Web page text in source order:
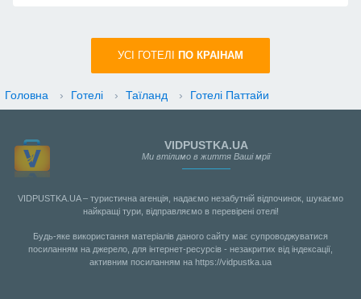
УСI ГОТЕЛІ ПО КРАIНАМ
Головна › Готелі › Таїланд › Готелі Паттайи
VIDPUSTKA.UA
Ми втілимо в життя Ваші мрії
VIDPUSTKA.UA – туристична агенція, надаємо незабутній відпочинок, шукаємо
найкращі тури, відправляємо в перевірені отелі!
Будь-яке використання матеріалів даного сайту має супроводжуватися
посиланням на джерело, для інтернет-ресурсів - незакритих від індексації,
активним посиланням на https://vidpustka.ua